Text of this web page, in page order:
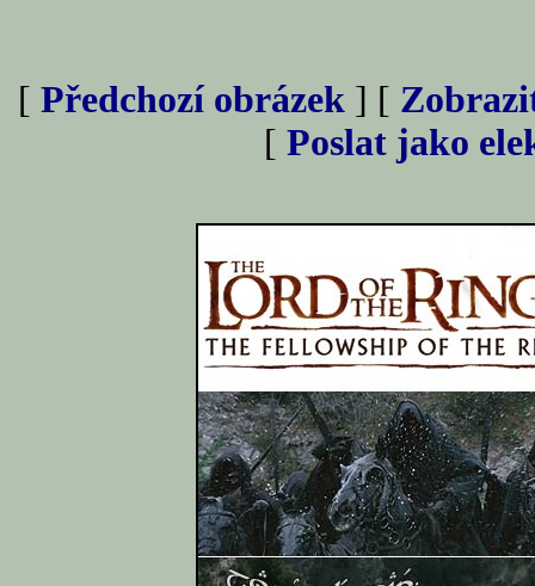
[ Předchozí obrázek ] [
[ Poslat jako